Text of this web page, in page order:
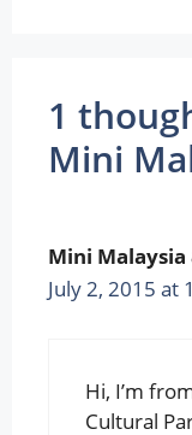
1
Mini
Mini
July 2, 2015 at
Hi, I’m
Cultural